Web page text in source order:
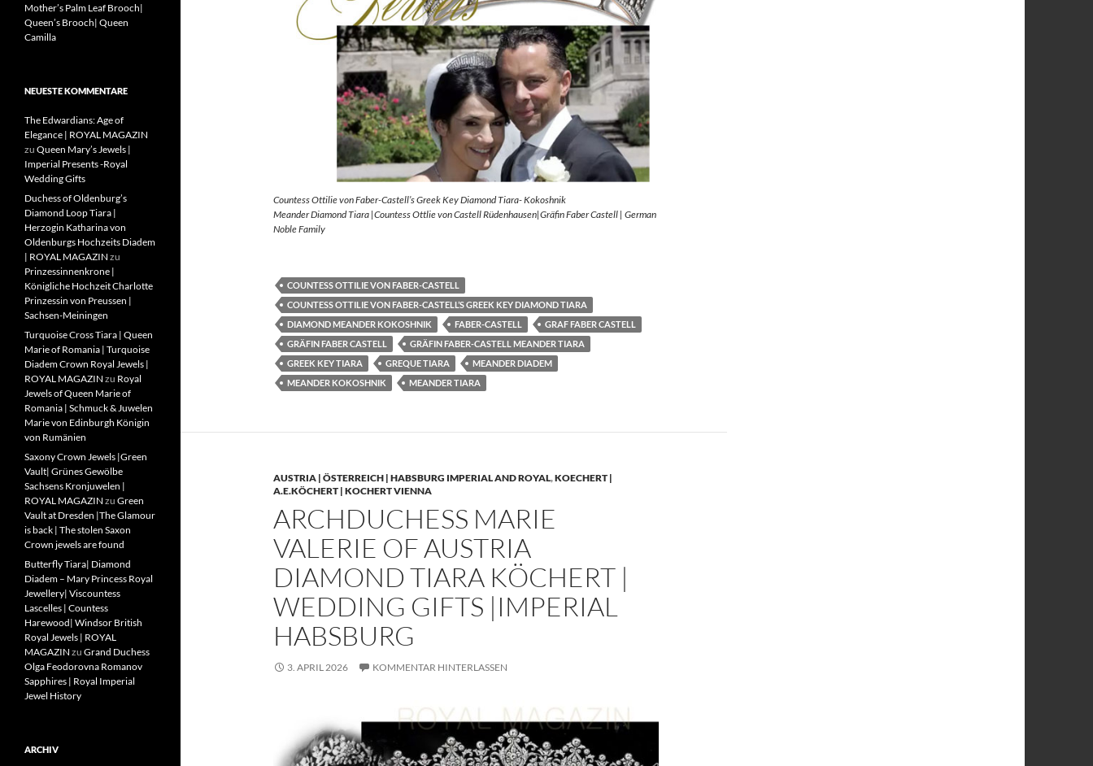
Countess Ottilie von Faber-Castell’s Greek Key Diamond Tiara- Kokoshnik
Meander Diamond Tiara |Countess Ottlie von Castell Rüdenhausen|Gräfin Faber Castell | German
Noble Family
COUNTESS OTTILIE VON FABER-CASTELL
COUNTESS OTTILIE VON FABER-CASTELL’S GREEK KEY DIAMOND TIARA
DIAMOND MEANDER KOKOSHNIK
FABER-CASTELL
GRAF FABER CASTELL
GRÄFIN FABER CASTELL
GRÄFIN FABER-CASTELL MEANDER TIARA
GREEK KEY TIARA
GREQUE TIARA
MEANDER DIADEM
MEANDER KOKOSHNIK
MEANDER TIARA
AUSTRIA | ÖSTERREICH | HABSBURG IMPERIAL AND ROYAL,KOECHERT |
A.E.KÖCHERT | KOCHERT VIENNA
ARCHDUCHESS MARIE
VALERIE OF AUSTRIA
DIAMOND TIARA KÖCHERT |
WEDDING GIFTS |IMPERIAL
HABSBURG
3. APRIL 2026 KOMMENTAR HINTERLASSEN
Mother’s Palm Leaf Brooch|
Queen’s Brooch| Queen
Camilla
NEUESTE KOMMENTARE
The Edwardians: Age of
Elegance | ROYAL MAGAZIN
zu Queen Mary’s Jewels |
Imperial Presents -Royal
Wedding Gifts
Duchess of Oldenburg’s
Diamond Loop Tiara |
Herzogin Katharina von
Oldenburgs Hochzeits Diadem
| ROYAL MAGAZIN zu
Prinzessinnenkrone |
Königliche Hochzeit Charlotte
Prinzessin von Preussen |
Sachsen-Meiningen
Turquoise Cross Tiara | Queen
Marie of Romania | Turquoise
Diadem Crown Royal Jewels |
ROYAL MAGAZIN zu Royal
Jewels of Queen Marie of
Romania | Schmuck & Juwelen
Marie von Edinburgh Königin
von Rumänien
Saxony Crown Jewels |Green
Vault| Grünes Gewölbe
Sachsens Kronjuwelen |
ROYAL MAGAZIN zu Green
Vault at Dresden |The Glamour
is back | The stolen Saxon
Crown jewels are found
Butterfly Tiara| Diamond
Diadem – Mary Princess Royal
Jewellery| Viscountess
Lascelles | Countess
Harewood| Windsor British
Royal Jewels | ROYAL
MAGAZIN zu Grand Duchess
Olga Feodorovna Romanov
Sapphires | Royal Imperial
Jewel History
ARCHIV